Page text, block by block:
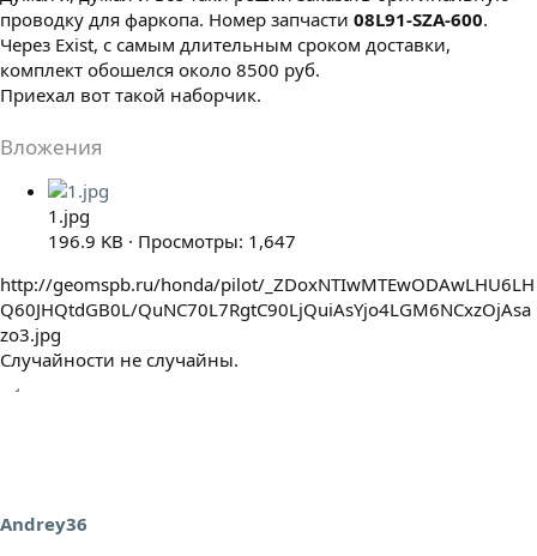
проводку для фаркопа. Номер запчасти 08L91-SZA-600.
Через Exist, с самым длительным сроком доставки,
комплект обошелся около 8500 руб.
Приехал вот такой наборчик.
Вложения
1.jpg
196.9 KB · Просмотры: 1,647
http://geomspb.ru/honda/pilot/_ZDoxNTIwMTEwODAwLHU6LH
Q60JHQtdGB0L/QuNC70L7RgtC90LjQuiAsYjo4LGM6NCxzOjAsa
zo3.jpg
Случайности не случайны.
Andrey36